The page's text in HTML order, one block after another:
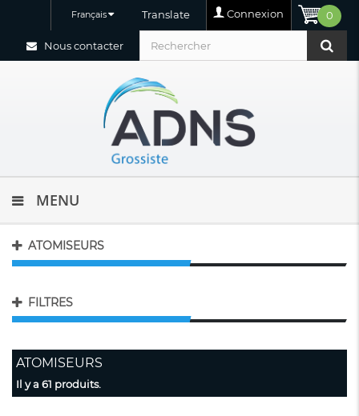
0
Connexion
Translate
Français
Nous contacter
MENU
ATOMISEURS
FILTRES
ATOMISEURS
Il y a 61 produits.